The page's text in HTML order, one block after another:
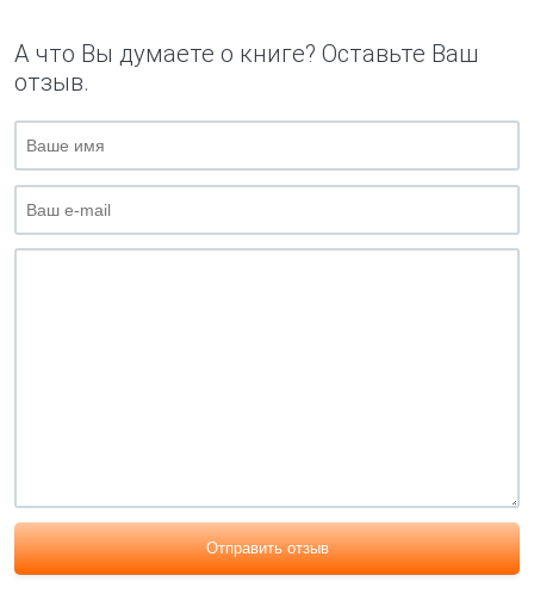
А что Вы думаете о книге? Оставьте Ваш
отзыв.
Отправить отзыв